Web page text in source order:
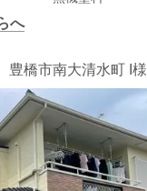
へ
豊橋市南大清水町 I様